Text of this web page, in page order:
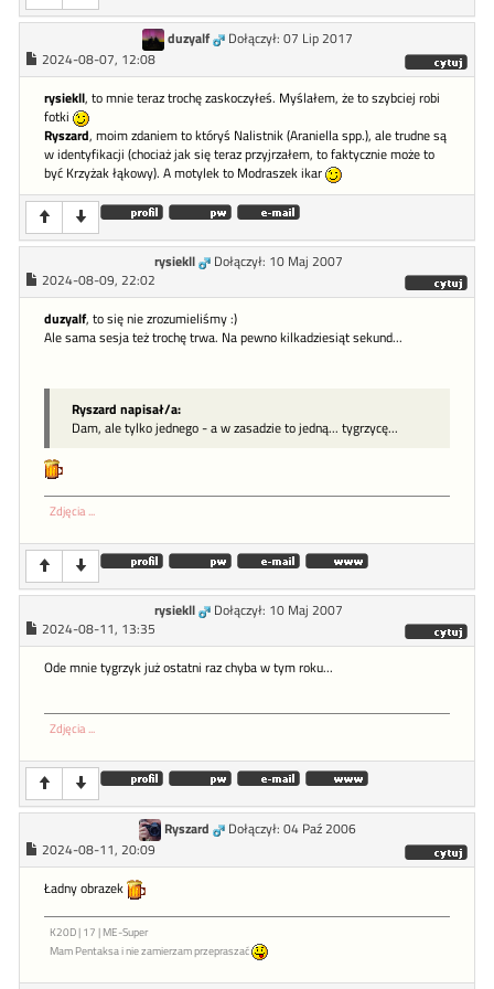
duzyalf
Dołączył: 07 Lip 2017
2024-08-07, 12:08
rysiekll, to mnie teraz trochę zaskoczyłeś. Myślałem, że to szybciej robi
fotki
Ryszard, moim zdaniem to któryś Nalistnik (Araniella spp.), ale trudne są
w identyfikacji (chociaż jak się teraz przyjrzałem, to faktycznie może to
być Krzyżak łąkowy). A motylek to Modraszek ikar
rysiekll
Dołączył: 10 Maj 2007
2024-08-09, 22:02
duzyalf, to się nie zrozumieliśmy :)
Ale sama sesja też trochę trwa. Na pewno kilkadziesiąt sekund...
Ryszard napisał/a:
Dam, ale tylko jednego - a w zasadzie to jedną... tygrzycę...
Zdjęcia ...
rysiekll
Dołączył: 10 Maj 2007
2024-08-11, 13:35
Ode mnie tygrzyk już ostatni raz chyba w tym roku...
Zdjęcia ...
Ryszard
Dołączył: 04 Paź 2006
2024-08-11, 20:09
Ładny obrazek
K20D | 17 | ME-Super
Mam Pentaksa i nie zamierzam przepraszać